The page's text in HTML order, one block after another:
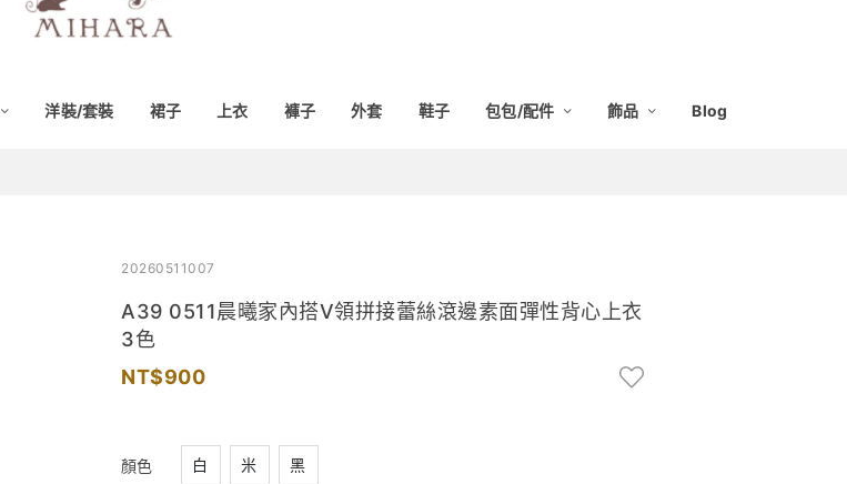
洋裝/套裝 裙子 上衣 褲子 外套 鞋子 包包/配件 飾品 Blog
20260511007
A39 0511晨曦家內搭V領拼接蕾絲滾邊素面彈性背心上衣
3色
900
顏色 白 米 黑